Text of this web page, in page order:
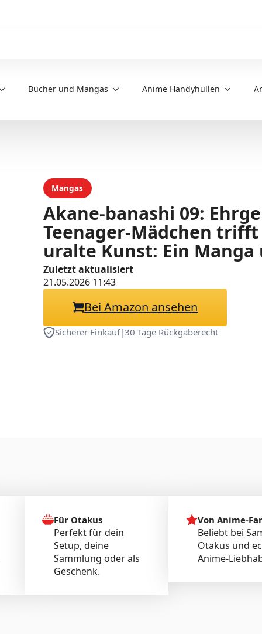
Bücher und Mangas Anime Handyhüllen
Mangas
Akane-banashi 09:
Teenager-Mädchen
uralte Kunst: Ein Manga
Jagd nach einem Traum
Magie des
Zuletzt aktualisiert
21.05.2026 11:43
Bei Amazon ansehen
Sicherer Einkauf|30 Tage Rückgaberecht
Für Otakus
Perfekt für dein
Setup, deine
Sammlung oder als
Geschenk.
Von Anime-
Beliebt bei
Otakus und
Anime-